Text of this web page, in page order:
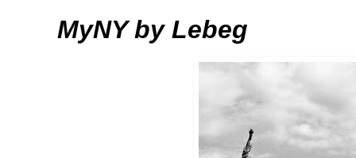
MyNY by Lebeg